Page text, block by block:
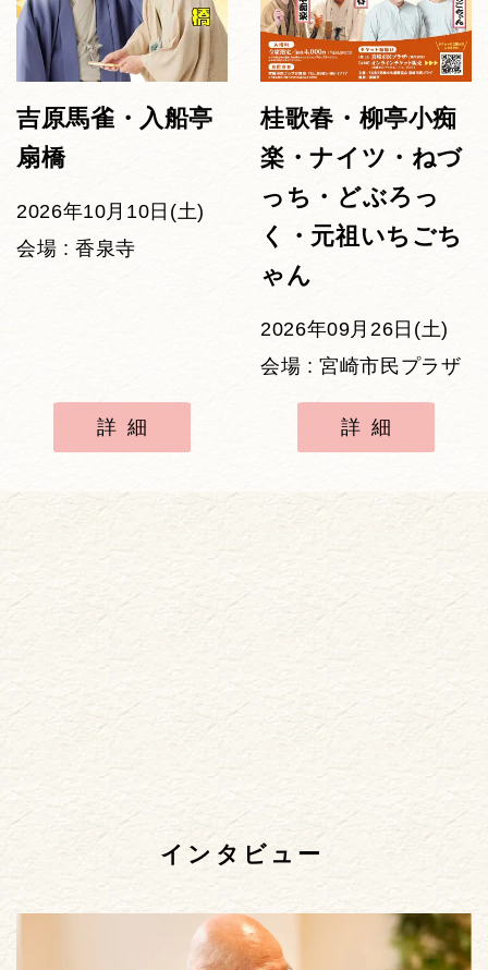
吉原馬雀・入船亭
扇橋
2026年10月10日(土)
会場 : 香泉寺
詳細
桂歌春・柳亭小痴
楽・ナイツ・ねづ
っち・どぶろっ
く・元祖いちごち
ゃん
2026年09月26日(土)
会場 : 宮崎市民プラザ
詳細
インタビュー